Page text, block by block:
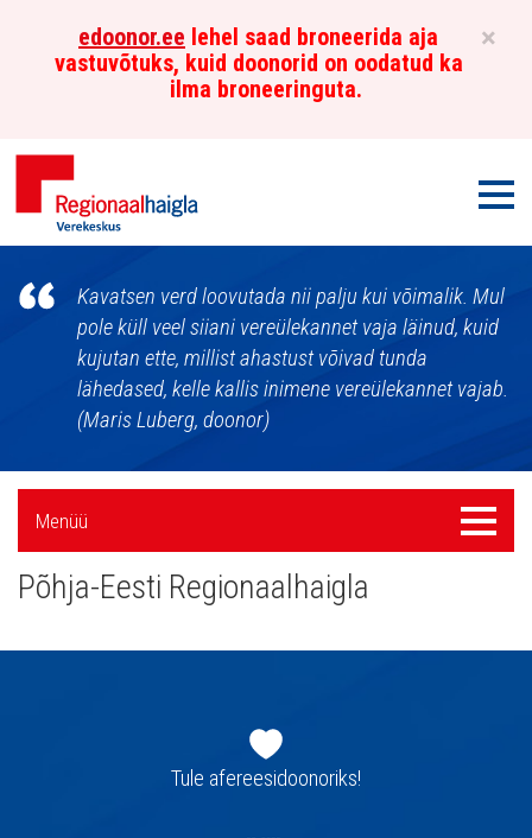
×
edoonor.ee lehel saad broneerida aja
vastuvõtuks, kuid doonorid on oodatud ka
ilma broneeringuta.
Põhja-
Eesti
Regionaalhaigla
Verekeskus
Kavatsen verd loovutada nii palju kui võimalik. Mul
pole küll veel siiani vereülekannet vaja läinud, kuid
kujutan ette, millist ahastust võivad tunda
lähedased, kelle kallis inimene vereülekannet vajab.
(Maris Luberg, doonor)
Külgpaani
navigatsioon
Menüü
Menüü
Põhja-Eesti Regionaalhaigla
navigatsioonTule afereesidoonoriks!